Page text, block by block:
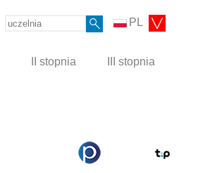
PL
II stopnia III stopnia